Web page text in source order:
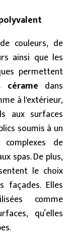
couleurs, de
ainsi que les
permettent
cérame dans
à l'extérieur,
aux surfaces
soumis à un
de
spas. De plus,
le choix
façades. Elles
comme
qu’elles